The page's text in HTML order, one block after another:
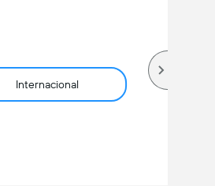
Internacional